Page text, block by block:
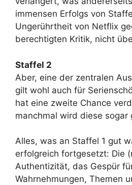
immensen Erfolgs von
Ungerührtheit von Netflix
berechtigten Kritik, nicht
Staffel 2
Aber, eine der zentralen
gilt wohl auch für
hat eine zweite Chance
manchmal wird diese sogar
Alles, was an Staffel 1 gut
erfolgreich fortgesetzt: Die
Authentizität, das Gespür
Wahrnehmungen, Themen